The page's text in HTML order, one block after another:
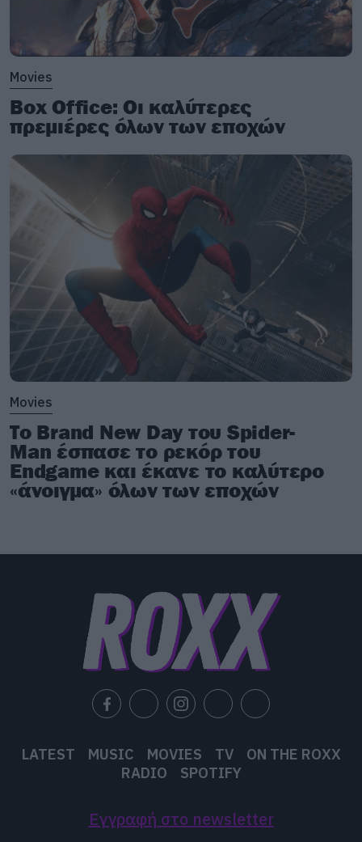
Movies
Box Office: Οι καλύτερες
πρεμιέρες όλων των εποχών
Movies
Το Brand New Day του Spider-
Man έσπασε το ρεκόρ του
Endgame και έκανε το καλύτερο
«άνοιγμα» όλων των εποχών
LATEST MUSIC MOVIES TV
ON THE ROXX
RADIO
SPOTIFY
Εγγραφή στο newsletter